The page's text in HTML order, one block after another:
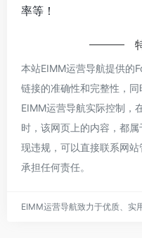
率等！
本站EIMM运营导航提供的
链接的准确性和完整性，
EIMM运营导航实际控制，
时，该网页上的内容，都
现违规，可以直接联系网
承担任何责任。
EIMM运营导航致力于优质、实